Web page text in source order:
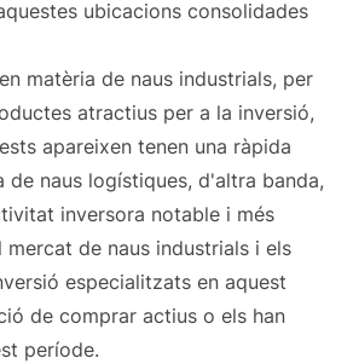
ubicacions consolidades
matèria de naus industrials, per
atractius per a la inversió,
apareixen tenen una ràpida
de naus logístiques, d'altra banda,
inversora notable i més
mercat de naus industrials i els
especialitzats en aquest
de comprar actius o els han
període.